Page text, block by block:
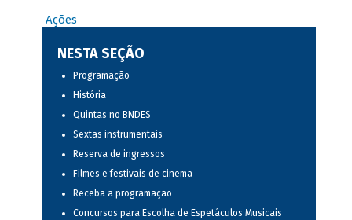
Ações
NESTA SEÇÃO
Programação
História
Quintas no BNDES
Sextas instrumentais
Reserva de ingressos
Filmes e festivais de cinema
Receba a programação
Concursos para Escolha de Espetáculos Musicais